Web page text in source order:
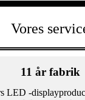
Vores
11 år fabrik
LED -